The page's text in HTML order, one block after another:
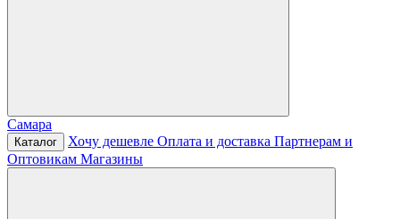
Самара
Каталог Хочу дешевле Оплата и доставка Партнерам и
Оптовикам Магазины